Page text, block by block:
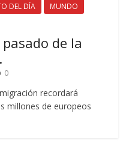
DEL DÍA
MUNDO
de la
0
recordará
millones de europeos